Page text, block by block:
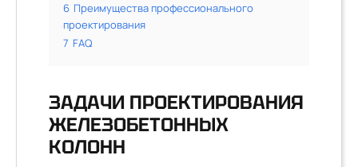
6 Преимущества профессионального
проектирования
7 FAQ
ЗАДАЧИ ПРОЕКТИРОВАНИЯ
ЖЕЛЕЗОБЕТОННЫХ
КОЛОНН